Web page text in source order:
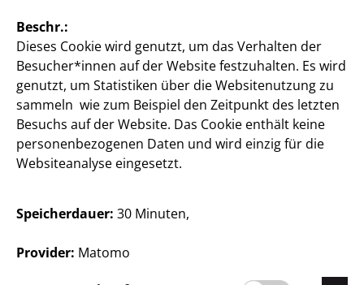
België / Deutsch
Kontakt
Beschr.:
Dieses Cookie wird genutzt, um das Verhalten der
Besucher*innen auf der Website festzuhalten. Es wird
genutzt, um Statistiken über die Websitenutzung zu
sammeln wie zum Beispiel den Zeitpunkt des letzten
Besuchs auf der Website. Das Cookie enthält keine
personenbezogenen Daten und wird einzig für die
Websiteanalyse eingesetzt.
Speicherdauer: 30 Minuten,
Provider: Matomo